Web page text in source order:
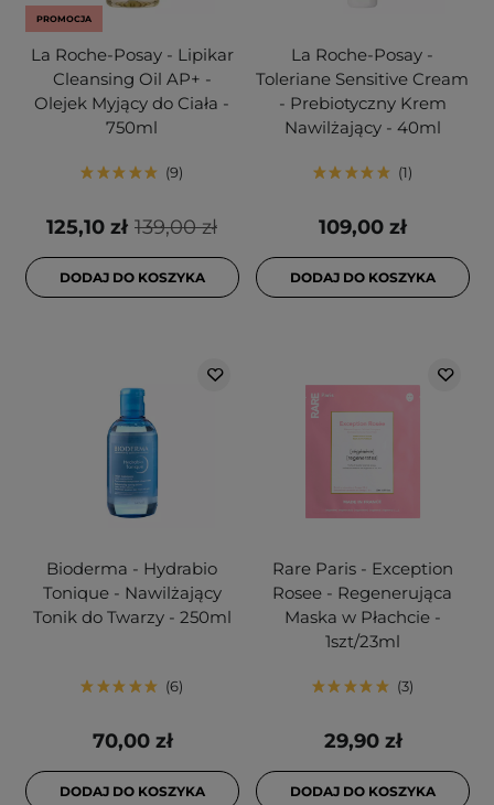
PROMOCJA
La Roche-Posay - Lipikar
Cleansing Oil AP+ -
Olejek Myjący do Ciała -
750ml
9
139,00 zł
125,10 zł
DODAJ DO KOSZYKA
La Roche-Posay -
Toleriane Sensitive Cream
- Prebiotyczny Krem
Nawilżający - 40ml
1
109,00 zł
DODAJ DO KOSZYKA
Bioderma - Hydrabio
Tonique - Nawilżający
Tonik do Twarzy - 250ml
6
70,00 zł
DODAJ DO KOSZYKA
Rare Paris - Exception
Rosee - Regenerująca
Maska w Płachcie -
1szt/23ml
3
29,90 zł
DODAJ DO KOSZYKA